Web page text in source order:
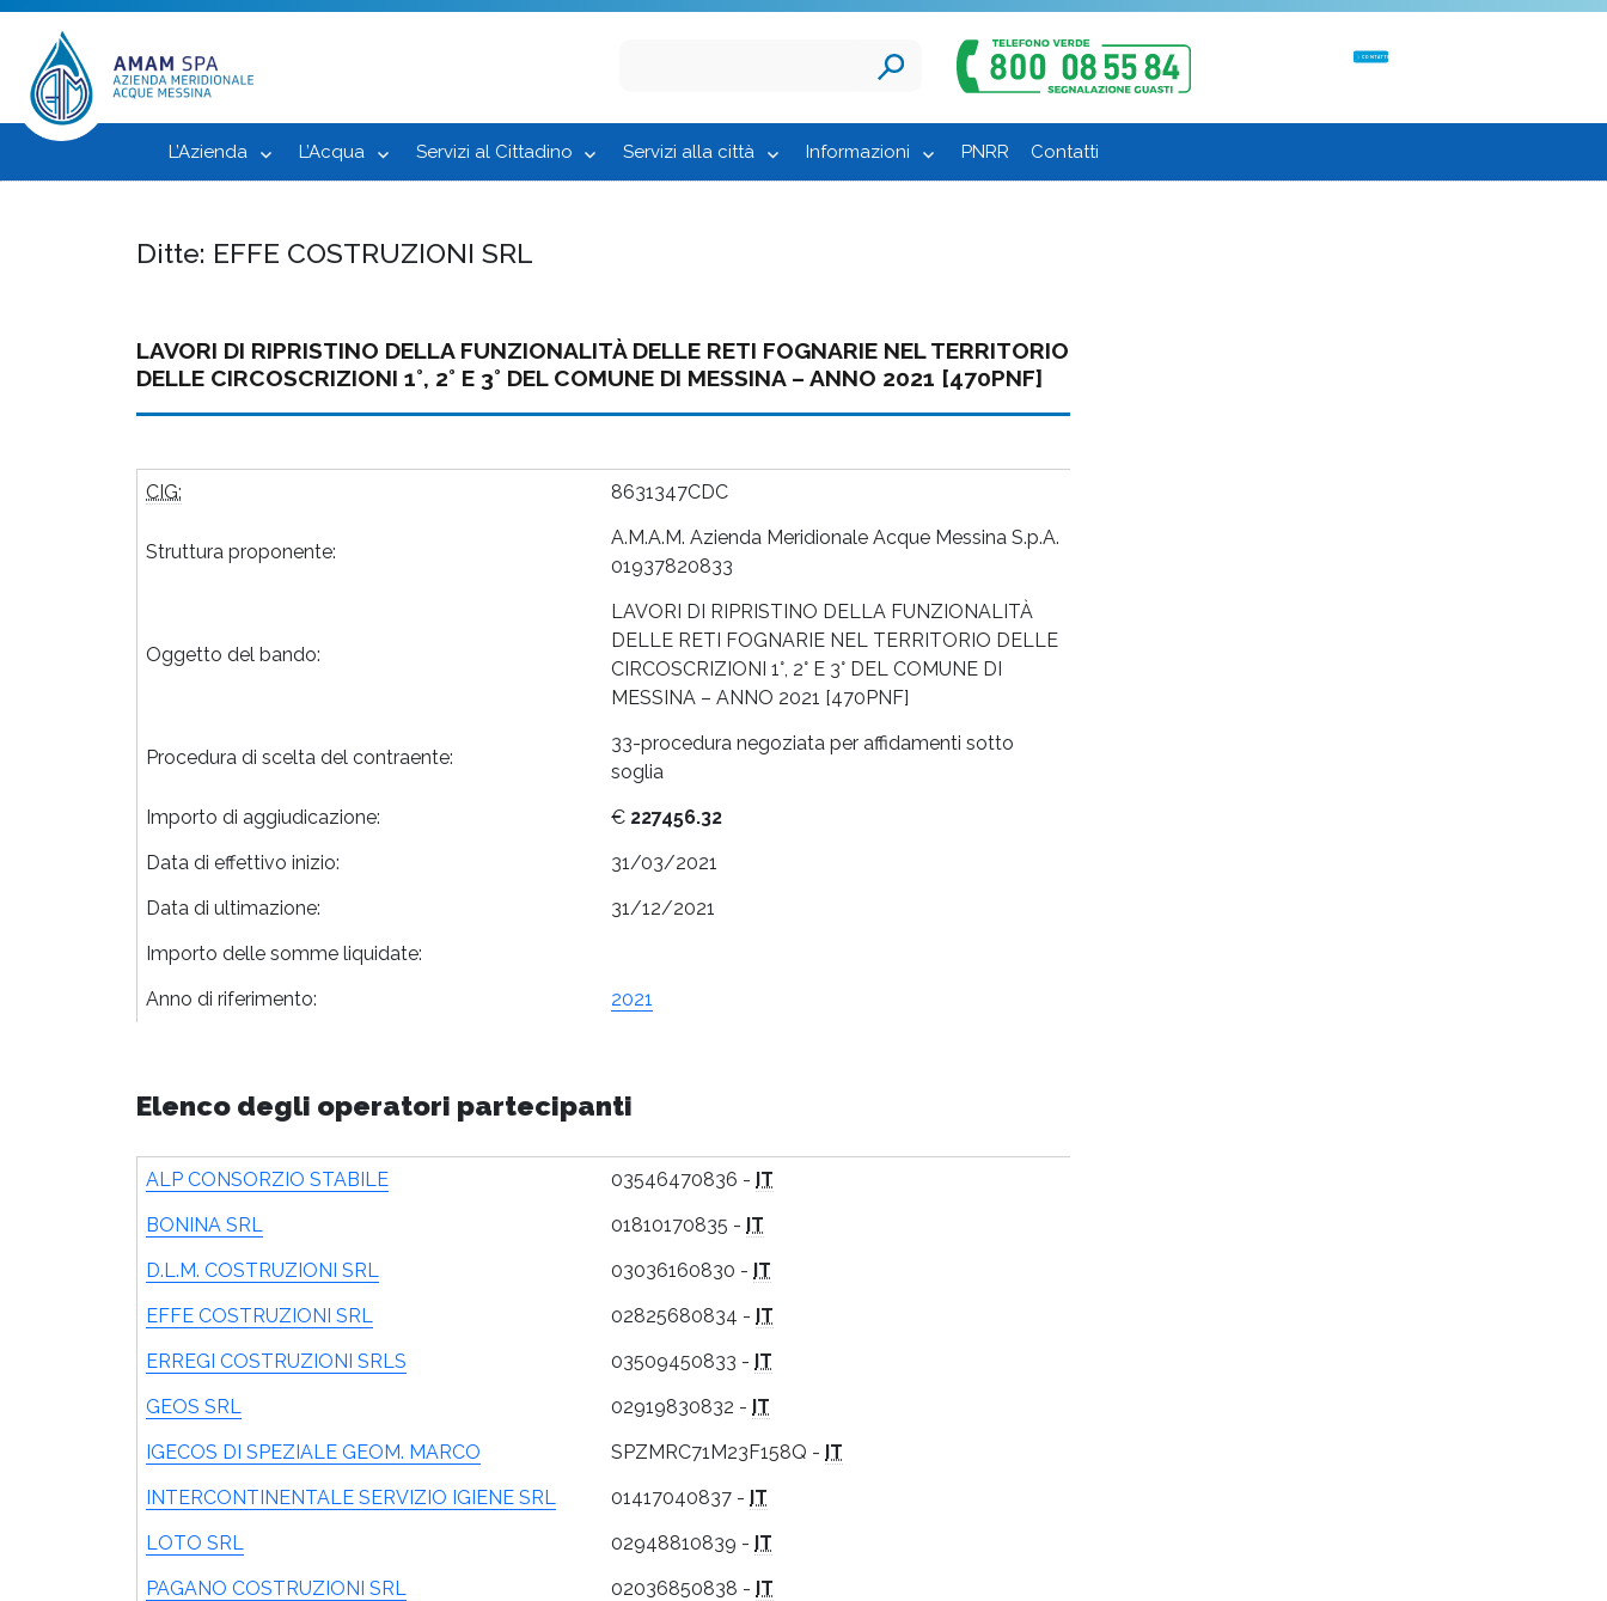
CONTATTI
L’Azienda L’Acqua Servizi al Cittadino Servizi alla città Informazioni PNRR Contatti
Ditte: EFFE COSTRUZIONI SRL
LAVORI DI RIPRISTINO DELLA FUNZIONALITÀ DELLE RETI FOGNARIE NEL TERRITORIO
DELLE CIRCOSCRIZIONI 1°, 2° E 3° DEL COMUNE DI MESSINA – ANNO 2021 [470PNF]
CIG: 8631347CDC
Struttura proponente:
A.M.A.M. Azienda Meridionale Acque Messina S.p.A.
01937820833
Oggetto del bando:
LAVORI DI RIPRISTINO DELLA FUNZIONALITÀ
DELLE RETI FOGNARIE NEL TERRITORIO DELLE
CIRCOSCRIZIONI 1°, 2° E 3° DEL COMUNE DI
MESSINA – ANNO 2021 [470PNF]
Procedura di scelta del contraente:
33-procedura negoziata per affidamenti sotto
soglia
Importo di aggiudicazione:
€ 227456.32
Data di effettivo inizio:
31/03/2021
Data di ultimazione:
31/12/2021
Importo delle somme liquidate:
Anno di riferimento:
2021
Elenco degli operatori partecipanti
ALP CONSORZIO STABILE 03546470836 - IT
BONINA SRL
01810170835 - IT
D.L.M. COSTRUZIONI SRL
03036160830 - IT
EFFE COSTRUZIONI SRL
02825680834 - IT
ERREGI COSTRUZIONI SRLS
03509450833 - IT
GEOS SRL
02919830832 - IT
IGECOS DI SPEZIALE GEOM. MARCO
SPZMRC71M23F158Q - IT
INTERCONTINENTALE SERVIZIO IGIENE SRL
01417040837 - IT
LOTO SRL
02948810839 - IT
PAGANO COSTRUZIONI SRL
02036850838 - IT